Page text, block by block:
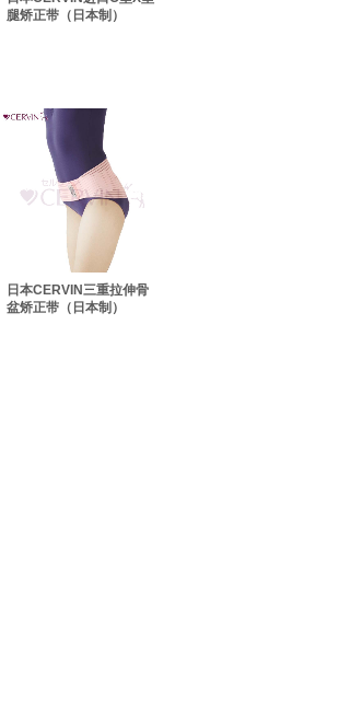
腿矫正带（日本制）
日本CERVIN三重拉伸骨
盆矫正带（日本制）